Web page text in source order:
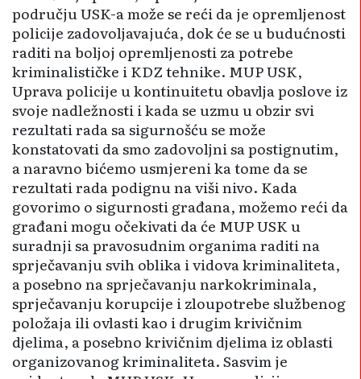
području USK-a može se reći da je opremljenost
policije zadovoljavajuća, dok će se u budućnosti
raditi na boljoj opre­mljenosti za potrebe
krimina­lističke i KDZ tehnike. MUP USK,
Uprava policije u kontinuitetu oba­vlja poslove iz
svoje nadležnosti i kada se uzmu u obzir svi
rezultati rada sa sigurnošću se može
konstatovati da smo zadovoljni sa posti­gnutim,
a naravno bićemo usmjereni ka tome da se
rezultati rada podignu na viši nivo. Kada
govorimo o sigurnosti građana, možemo reći da
građani mogu očekivati da će MUP USK u
suradnji sa pravosudnim organima raditi na
sprje­čavanju svih oblika i vidova kriminaliteta,
a posebno na sprječavanju narkokriminala,
sprječavanju koru­pcije i zloupotrebe službenog
polo­žaja ili ovlasti kao i drugim krivi­čnim
djelima, a posebno krivičnim djelima iz oblasti
organizovanog kriminaliteta. Sasvim je